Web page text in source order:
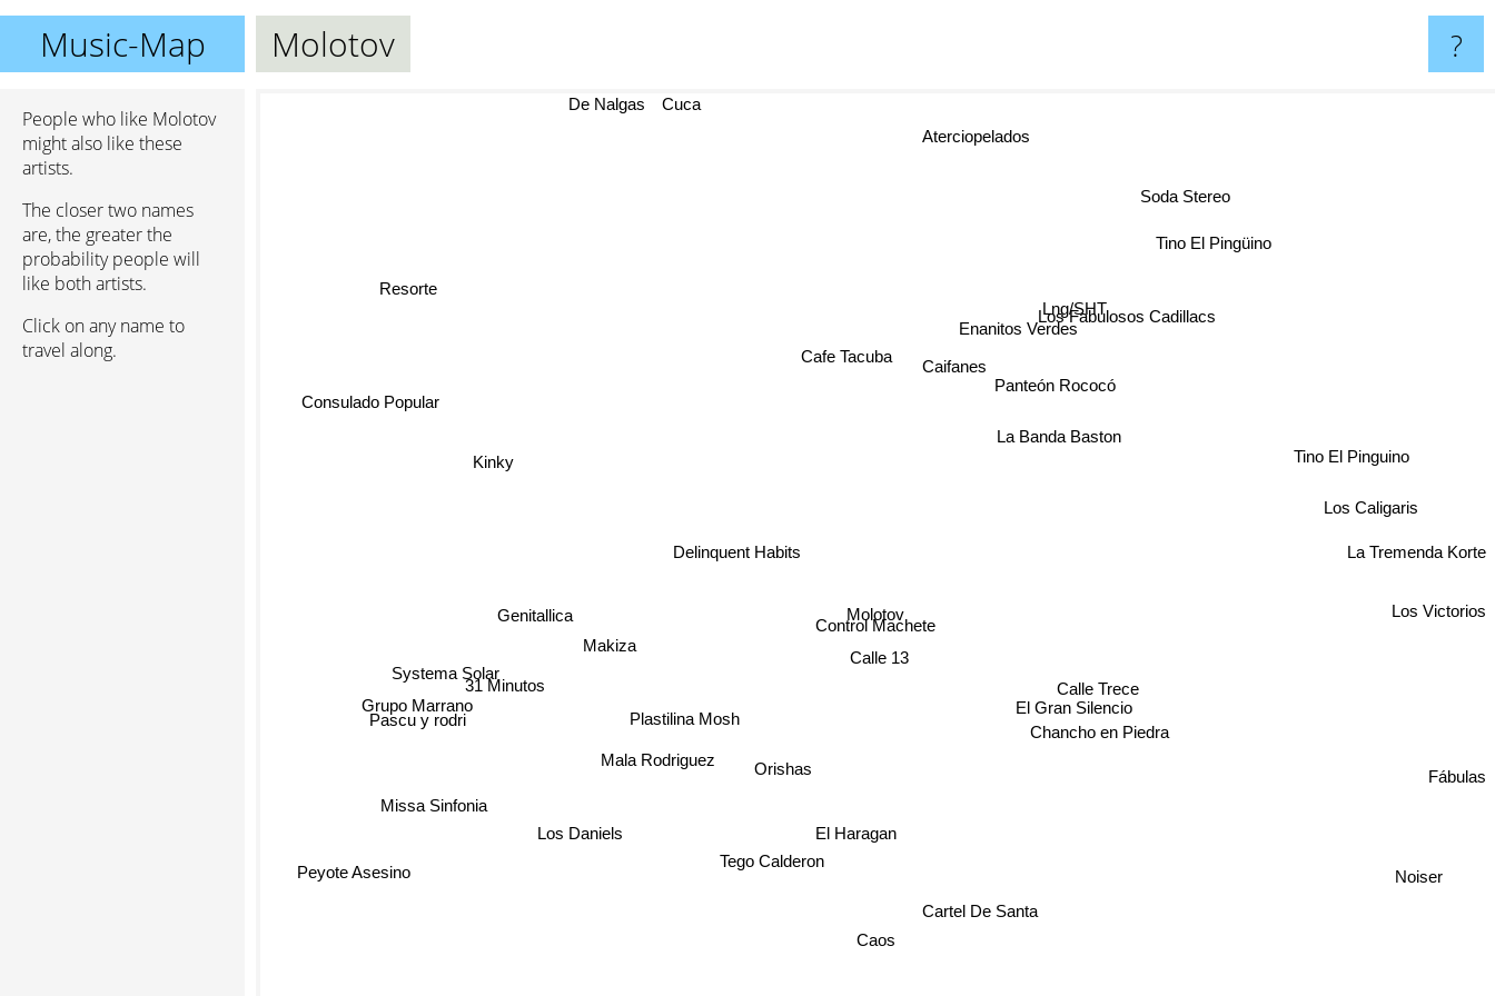
Music-Map Molotov ?
People who like Molotov
might also like these
artists.
The closer two names
are, the greater the
probability people will
like both artists.
Click on any name to
travel along.
Molotov
Control Machete
Orishas
Calle 13
Cafe Tacuba
Delinquent Habits
Plastilina Mosh
Cartel De Santa
Calle Trece
La Banda Baston
Mala Rodriguez
Caifanes
El Gran Silencio
Enanitos Verdes
Genitallica
Panteón Rococó
Kinky
Makiza
Tego Calderon
Los Caligaris
31 Minutos
El Haragan
Lng/SHT
Los Fabulosos Cadillacs
Grupo Marrano
Soda Stereo
Chancho en Piedra
Los Daniels
Tino El Pinguino
Systema Solar
Pascu y rodri
Caos
Noiser
De Nalgas
Aterciopelados
Resorte
Missa Sinfonia
Cuca
Los Victorios
Tino El Pingüino